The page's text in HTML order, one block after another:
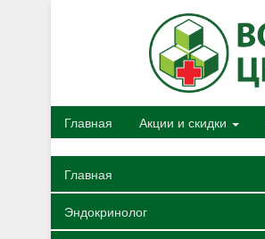
Главная Акции и скидки
Главная
Эндокринолог